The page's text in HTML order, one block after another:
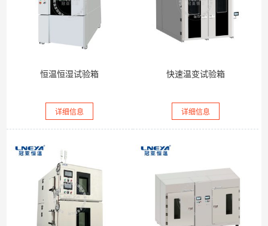
恒温恒湿试验箱
详细信息
快速温变试验箱
详细信息